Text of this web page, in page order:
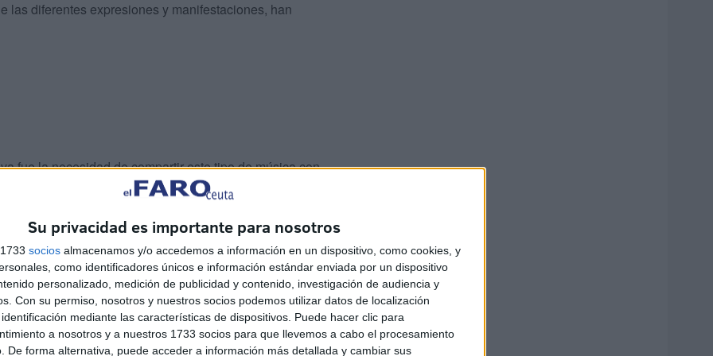
Su privacidad es importante para nosotros
socios almacenamos y/o accedemos a información en un dispositivo, como cookies, y
como identificadores únicos e información estándar enviada por un dispositivo
personalizado, medición de publicidad y contenido, investigación de audiencia y
Con su permiso, nosotros y nuestros socios podemos utilizar datos de localización
mediante las características de dispositivos. Puede hacer clic para
a nosotros y a nuestros 1733 socios para que llevemos a cabo el procesamiento
De forma alternativa, puede acceder a información más detallada y cambiar sus
las diferentes expresiones y manifestaciones, han
fue la necesidad de compartir este tipo de música con
, año en el que participaron en diferentes conciertos y
del costumbrismo castellano; ‘Yo era ninya’ y “Me
con una fusión con los estilos de Turquía.